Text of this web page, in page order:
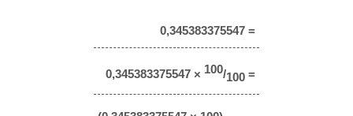
0,345383375547 =
0,345383375547 × 100/100 =